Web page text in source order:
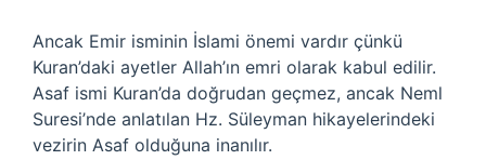
Ancak Emir isminin İslami önemi vardır çünkü
Kuran’daki ayetler Allah’ın emri olarak kabul edilir.
Asaf ismi Kuran’da doğrudan geçmez, ancak Neml
Suresi’nde anlatılan Hz. Süleyman hikayelerindeki
vezirin Asaf olduğuna inanılır.